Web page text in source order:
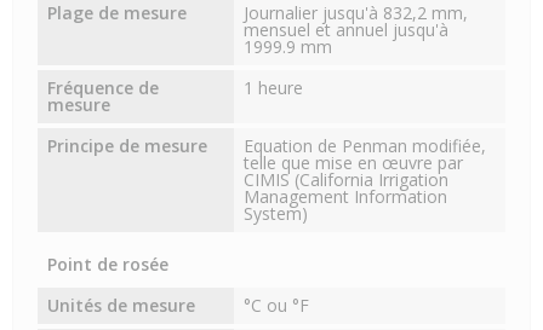
Plage de mesure
Journalier jusqu'à 832,2 mm,
mensuel et annuel jusqu'à
1999.9 mm
Fréquence de
mesure
1 heure
Principe de mesure Equation de Penman modifiée,
telle que mise en œuvre par
CIMIS (California Irrigation
Management Information
System)
Point de rosée
Unités de mesure
°C ou °F